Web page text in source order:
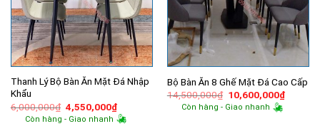
Thanh Lý Bộ Bàn Ăn Mặt Đá Nhập
Khẩu
6,000,000₫ Giá
gốc
là:
4,550,000₫Giá
hiện
tại
Còn hàng - Giao nhanh
Bộ Bàn Ăn 8 Ghế Mặt Đá Cao Cấp
14,500,000₫ Giá
gốc
là:
10,600,000₫Giá
hiện
Còn hàng - Giao nhanh